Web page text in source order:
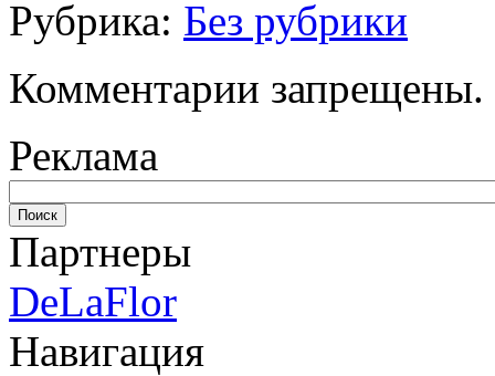
Рубрика: Без рубрики
Комментарии запрещены.
Реклама
Партнеры
DeLaFlor
Навигация